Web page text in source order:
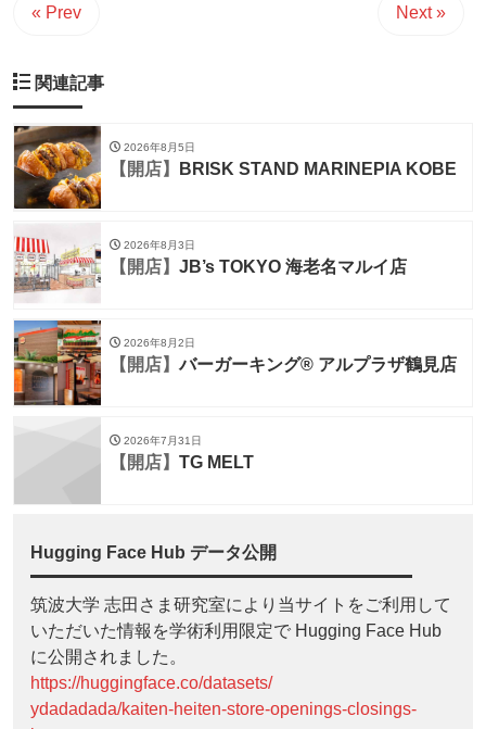
« Prev Next »
関連記事
2026年8月5日
【開店】 BRISK STAND MARINEPIA KOBE
2026年8月3日
【開店】 JB’s TOKYO 海老名マルイ店
2026年8月2日
【開店】バーガーキング® アルプラザ鶴見店
2026年7月31日
【開店】 TG MELT
Hugging Face Hub データ公開
筑波大学 志田さま研究室により当サイトをご利用して
いただいた情報を学術利用限定で Hugging Face Hub
に公開されました。
https://huggingface.co/datasets/
ydadadada/kaiten-heiten-store-openings-closings-